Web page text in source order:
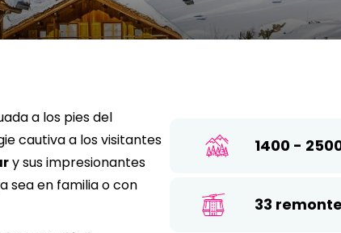
2 3 4 5
9 10 11 12
23 24 25
3 4 5 6 7
25 26 27 28
a los pies del
cautiva a los visitantes
y sus impresionantes
sea en familia o con
1400 -
33